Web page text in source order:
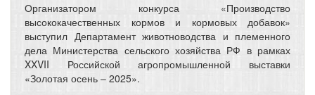
Организатором конкурса «Производство
высококачественных кормов и кормовых добавок»
выступил Департамент животноводства и племенного
дела Министерства сельского хозяйства РФ в рамках
XXVII Российской агропромышленной выставки
«Золотая осень – 2025».